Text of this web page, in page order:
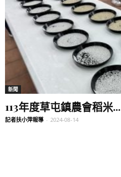
新聞
113年度草屯鎮農會稻米...
記者扶小萍報導 - 2024-08-14